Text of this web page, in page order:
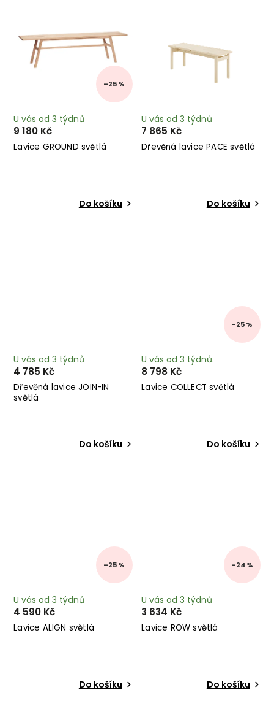
–25 %
Lavice GROUND světlá
U vás od 3 týdnů
9 180 Kč
Do košíku
Dřevěná lavice PACE světlá
U vás od 3 týdnů
7 865 Kč
Do košíku
Dřevěná lavice JOIN-IN
světlá
U vás od 3 týdnů
4 785 Kč
Do košíku
–25 %
Lavice COLLECT světlá
U vás od 3 týdnů.
8 798 Kč
Do košíku
–25 %
Lavice ALIGN světlá
U vás od 3 týdnů
4 590 Kč
Do košíku
–24 %
Lavice ROW světlá
U vás od 3 týdnů
3 634 Kč
Do košíku